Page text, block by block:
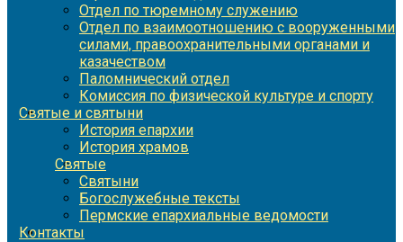
Отдел по тюремному служению
Отдел по взаимоотношению с вооруженными
силами, правоохранительными органами и
казачеством
Паломнический отдел
Комиссия по физической культуре и спорту
Святые и святыни
История епархии
История храмов
Святые
Святыни
Богослужебные тексты
Пермские епархиальные ведомости
Контакты